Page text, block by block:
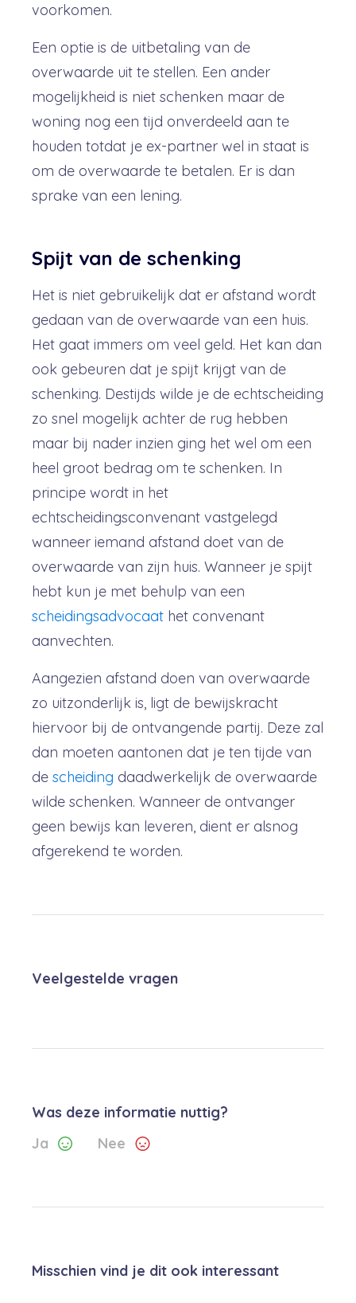
voorkomen.
Een optie is de uitbetaling van de
overwaarde uit te stellen. Een ander
mogelijkheid is niet schenken maar de
woning nog een tijd onverdeeld aan te
houden totdat je ex-partner wel in staat is
om de overwaarde te betalen. Er is dan
sprake van een lening.
Spijt van de schenking
Het is niet gebruikelijk dat er afstand wordt
gedaan van de overwaarde van een huis.
Het gaat immers om veel geld. Het kan dan
ook gebeuren dat je spijt krijgt van de
schenking. Destijds wilde je de echtscheiding
zo snel mogelijk achter de rug hebben
maar bij nader inzien ging het wel om een
heel groot bedrag om te schenken. In
principe wordt in het
echtscheidingsconvenant vastgelegd
wanneer iemand afstand doet van de
overwaarde van zijn huis. Wanneer je spijt
hebt kun je met behulp van een
scheidingsadvocaat het convenant
aanvechten.
Aangezien afstand doen van overwaarde
zo uitzonderlijk is, ligt de bewijskracht
hiervoor bij de ontvangende partij. Deze zal
dan moeten aantonen dat je ten tijde van
de scheiding daadwerkelijk de overwaarde
wilde schenken. Wanneer de ontvanger
geen bewijs kan leveren, dient er alsnog
afgerekend te worden.
Veelgestelde vragen
Was deze informatie nuttig?
Ja
Nee
Misschien vind je dit ook interessant